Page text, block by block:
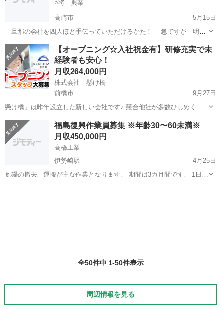
○将 興業
高崎市
5月15日
旦那の会社を四人ほど手伝っていただけるかた！ 急ですが 明後
日から 忙しくなります！ 鳶や 解体ですが 仕事があれば何で
も 引き受ける会社です(。>д<) 給料など 細かい質問は メール
下さい...
群馬 高崎市 給料
【オープニング☆入社祝金有】研修充実で未
経験者も安心！
月収264,000円
株式会社 懸け橋
前橋市
9月27日
懸け橋」は昨年設立した新しい会社です♪ 競合他社が多数ひしめく建
設業界の中で 足場組立・解体作業をメインとし大きな成長を見込んで
います。 新しい組織の中で会社とともに成長し、 長く働いて頂けるよ
う充実した研修制度...
群馬 前橋市 鳶職 足場
福島復興作業員募集 ※年齢30〜60未満※
月収450,000円
高橋工業
伊勢崎駅
4月25日
瓦礫の撤去、運搬が主な作業となります。 期間は3カ月間です。 1日5
時間程度の作業となりますので、ハードワークではないです。休日は
全50件中 1-50件表示
周辺情報を見る